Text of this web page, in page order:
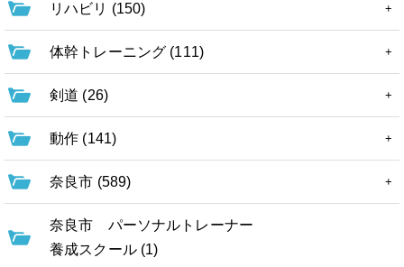
リハビリ (150)
体幹トレーニング (111)
剣道 (26)
動作 (141)
奈良市 (589)
奈良市 パーソナルトレーナー
養成スクール (1)